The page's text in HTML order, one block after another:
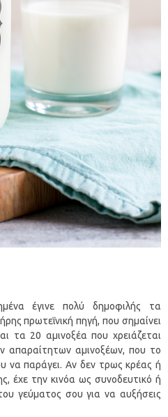
έγινε πολύ δημοφιλής τα
πρωτεΐνική πηγή, που σημαίνει
τα 20 αμινοξέα που χρειάζεται
απαραίτητων αμινοξέων, που το
να παράγει. Αν δεν τρως κρέας ή
έχε την κινόα ως συνοδευτικό ή
γεύματος σου για να αυξήσεις